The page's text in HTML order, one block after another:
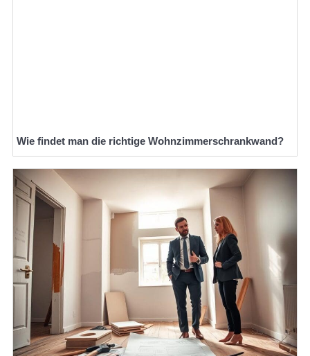
Wie findet man die richtige Wohnzimmerschrankwand?